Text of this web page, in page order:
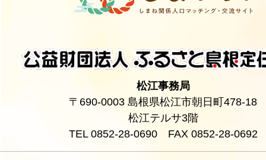
松江事務局
〒690-0003 島根県松江市朝日町478-18
松江テルサ3階
TEL 0852-28-0690 FAX 0852-28-0692